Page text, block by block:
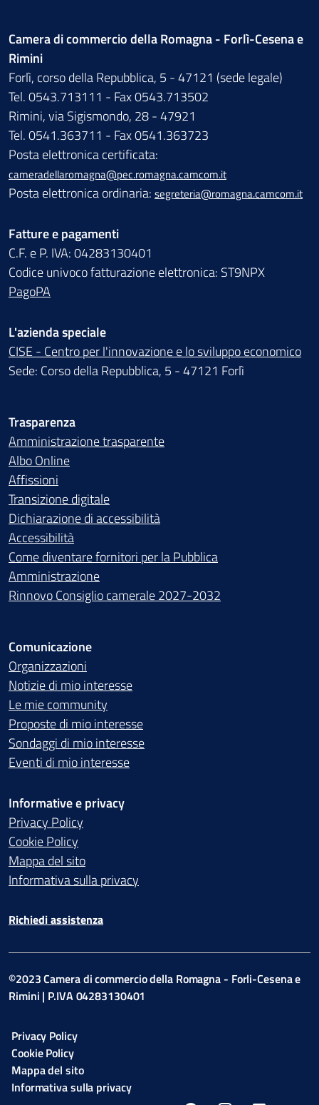
Camera di commercio della Romagna - Forlì-Cesena e
Rimini
Forlì, corso della Repubblica, 5 - 47121 (sede legale)
Tel. 0543.713111 - Fax 0543.713502
Rimini, via Sigismondo, 28 - 47921
Tel. 0541.363711 - Fax 0541.363723
Posta elettronica certificata:
cameradellaromagna@pec.romagna.camcom.it
Posta elettronica ordinaria: segreteria@romagna.camcom.it
Fatture e pagamenti
C.F. e P. IVA: 04283130401
Codice univoco fatturazione elettronica: ST9NPX
PagoPA
L'azienda speciale
CISE - Centro per l'innovazione e lo sviluppo economico
Sede: Corso della Repubblica, 5 - 47121 Forlì
Trasparenza
Amministrazione trasparente
Albo Online
Affissioni
Transizione digitale
Dichiarazione di accessibilità
Accessibilità
Come diventare fornitori per la Pubblica
Amministrazione
Rinnovo Consiglio camerale 2027-2032
Comunicazione
Organizzazioni
Notizie di mio interesse
Le mie community
Proposte di mio interesse
Sondaggi di mio interesse
Eventi di mio interesse
Informative e privacy
Privacy Policy
Cookie Policy
Mappa del sito
Informativa sulla privacy
Richiedi assistenza
©2023 Camera di commercio della Romagna - Forli-Cesena e
Rimini | P.IVA 04283130401
Privacy Policy
Cookie Policy
Mappa del sito
Informativa sulla privacy